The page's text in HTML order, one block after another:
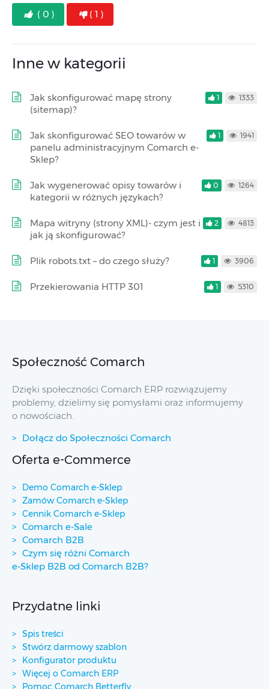
( 0 ) ( 1 )
Inne w kategorii
Jak skonfigurować mapę strony
(sitemap)?
1 1333
Jak skonfigurować SEO towarów w
panelu administracyjnym Comarch e-
Sklep?
1 1941
Jak wygenerować opisy towarów i
kategorii w różnych językach?
0 1264
Mapa witryny (strony XML)- czym jest i
jak ją skonfigurować?
2 4813
Plik robots.txt – do czego służy? 1 3906
Przekierowania HTTP 301 1 5310
Społeczność Comarch
Dzięki społeczności Comarch ERP rozwiązujemy
problemy, dzielimy się pomysłami oraz informujemy
o nowościach.
Dołącz do Społeczności Comarch
Oferta e-Commerce
Demo Comarch e-Sklep
Zamów Comarch e-Sklep
Cennik Comarch e-Sklep
Comarch e-Sale
Comarch B2B
Czym się różni Comarch
e-Sklep B2B od Comarch B2B?
Przydatne linki
Spis treści
Stwórz darmowy szablon
Konfigurator produktu
Więcej o Comarch ERP
Pomoc Comarch Betterfly